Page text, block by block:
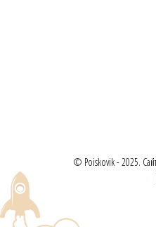
© Poiskovik - 2025.